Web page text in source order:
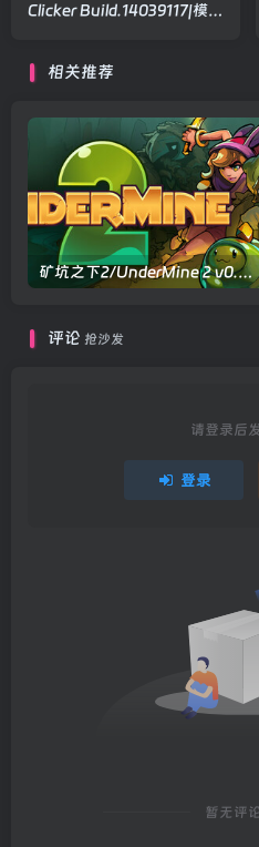
Clicker Build.14039117|模拟
相关推荐
矿坑之下2/UnderMine 2 v0.6.0|动作冒险|容量524MB|官方中文版
评论 抢沙发
请登录后
登录
暂无评